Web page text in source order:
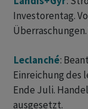
Investorentag.
Leclanché:
Einreichung des
Ende Juli.
ausgesetzt.